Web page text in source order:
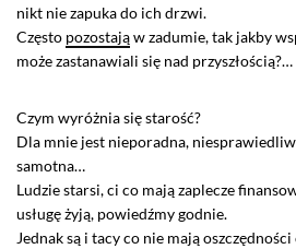
nikt nie zapuka do ich drzwi.
Często pozostająw zadumie, tak jakby
może zastanawiali się nad przyszłością?…
Czym wyróżnia się starość?
Dla mnie jest nieporadna,
samotna…
Ludzie starsi, ci co mają zaplecze
usługę żyją, powiedźmy godnie.
Jednak są i tacy co nie mają